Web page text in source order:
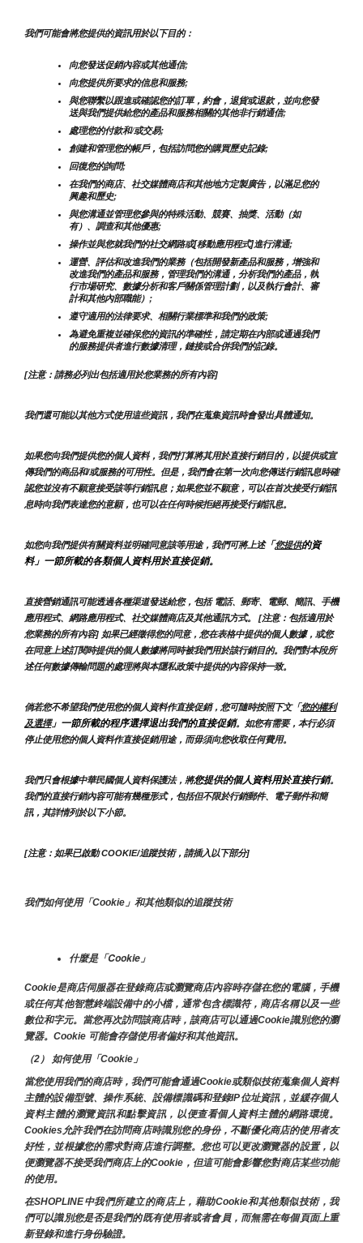
我們可能會將您提供的資訊用於以下目的：
向您發送促銷內容或其他通信;
向您提供所要求的信息和服務;
與您聯繫以跟進或確認您的訂單，約會，退貨或退款，並向您發
送與我們提供給您的產品和服務相關的其他非行銷通信;
處理您的付款和/或交易;
創建和管理您的帳戶，包括訪問您的購買歷史記錄;
回復您的詢問;
在我們的商店、社交媒體商店和其他地方定製廣告，以滿足您的
興趣和歷史;
與您溝通並管理您參與的特殊活動、競賽、抽獎、活動（如
有）、調查和其他優惠;
操作並與您就我們的社交網路或[移動應用程式]進行溝通;
運營、評估和改進我們的業務（包括開發新產品和服務，增強和
改進我們的產品和服務，管理我們的溝通，分析我們的產品，執
行市場研究、數據分析和客戶關係管理計劃，以及執行會計、審
計和其他內部職能）;
遵守適用的法律要求、相關行業標準和我們的政策;
為避免重複並確保您的資訊的準確性，請定期在內部或通過我們
的服務提供者進行數據清理，鏈接或合併我們的記錄。
[注意：請務必列出包括適用於您業務的所有內容]
我們還可能以其他方式使用這些資訊，我們在蒐集資訊時會發出具體通知。
如果您向我們提供您的個人資料，我們打算將其用於直接行銷目的，以提供或宣
傳我們的商品和/或服務的可用性。但是，我們會在第一次向您傳送行銷訊息時確
認您並沒有不願意接受該等行銷訊息；如果您並不願意，可以在首次接受行銷訊
息時向我們表達您的意願，也可以在任何時候拒絕再接受行銷訊息。
如您向我們提供有關資料並明確同意該等用途，我們可將上述「您提供的資
料」一節所載的各類個人資料用於直接促銷。
直接營銷通訊可能透過各種渠道發送給您，包括 電話、郵寄、電郵、簡訊、手機
應用程式、網路應用程式、社交媒體商店及其他通訊方式。 [注意：包括適用於
您業務的所有內容] 如果已經徵得您的同意，您在表格中提供的個人數據，或您
在同意上述訂閱時提供的個人數據將同時被我們用於該行銷目的。我們對本段所
述任何數據傳輸問題的處理將與本隱私政策中提供的內容保持一致。
倘若您不希望我們使用您的個人資料作直接促銷，您可隨時按照下文「您的權利
及選擇」一節所載的程序選擇退出我們的直接促銷。如您有需要，本行必須
停止使用您的個人資料作直接促銷用途，而毋須向您收取任何費用。
我們只會根據中華民國個人資料保護法，將您提供的個人資料用於直接行銷。
我們的直接行銷內容可能有幾種形式，包括但不限於行銷郵件、電子郵件和簡
訊，其詳情列於以下小節。
[注意：如果已啟動 COOKIE/追蹤技術，請插入以下部分]
我們如何使用「Cookie」和其他類似的追蹤技術
什麼是「Cookie」
Cookie是商店伺服器在登錄商店或瀏覽商店內容時存儲在您的電腦，手機
或任何其他智慧終端設備中的小檔，通常包含標識符，商店名稱以及一些
數位和字元。當您再次訪問該商店時，該商店可以通過Cookie識別您的瀏
覽器。Cookie 可能會存儲使用者偏好和其他資訊。
（2） 如何使用「Cookie」
當您使用我們的商店時，我們可能會通過Cookie或類似技術蒐集個人資料
主體的設備型號、操作系統、設備標識碼和登錄IP位址資訊，並緩存個人
資料主體的瀏覽資訊和點擊資訊，以便查看個人資料主體的網路環境。
Cookies允許我們在訪問商店時識別您的身份，不斷優化商店的使用者友
好性，並根據您的需求對商店進行調整。您也可以更改瀏覽器的設置，以
便瀏覽器不接受我們商店上的Cookie，但這可能會影響您對商店某些功能
的使用。
在SHOPLINE中我們所建立的商店上，藉助Cookie和其他類似技術，我
們可以識別您是否是我們的既有使用者或者會員，而無需在每個頁面上重
新登錄和進行身份驗證。